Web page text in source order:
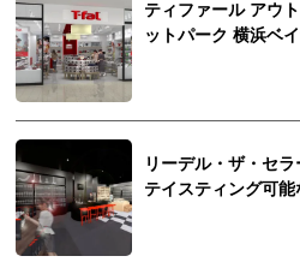
ティファール アウ
ットパーク 横浜ベ
リーデル・ザ・セ
テイスティング可